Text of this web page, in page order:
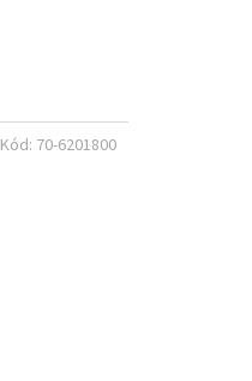
Kód: 70-6201800